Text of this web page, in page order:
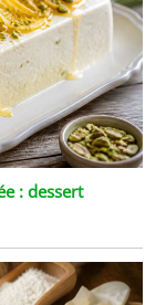
: dessert